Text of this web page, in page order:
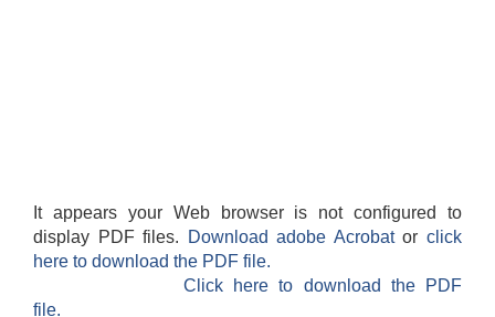
It appears your Web browser is not configured to
display PDF files.
Download adobe Acrobatorclick
here to download the PDF file.
Click here to download the PDF
file.